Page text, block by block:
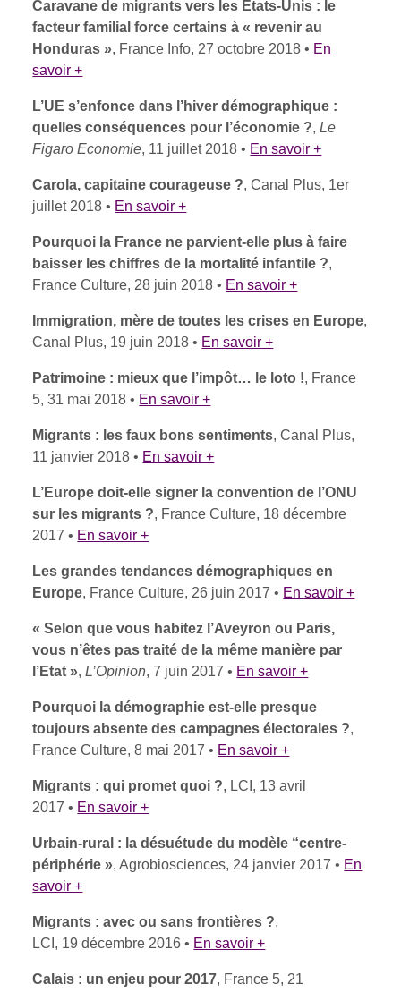
Caravane de migrants vers les États-Unis : le
facteur familial force certains à « revenir au
Honduras », France Info, 27 octobre 2018 • En
savoir +
L’UE s’enfonce dans l’hiver démographique :
quelles conséquences pour l’économie ?,Le
Figaro Economie, 11 juillet 2018 • En savoir +
Carola, capitaine courageuse ?, Canal Plus, 1er
juillet 2018 • En savoir +
Pourquoi la France ne parvient-elle plus à faire
baisser les chiffres de la mortalité infantile ?,
France Culture, 28 juin 2018 • En savoir +
Immigration, mère de toutes les crises en Europe,
Canal Plus, 19 juin 2018 • En savoir +
Patrimoine : mieux que l’impôt… le loto !, France
5, 31 mai 2018 • En savoir +
Migrants : les faux bons sentiments, Canal Plus,
11 janvier 2018 • En savoir +
L’Europe doit-elle signer la convention de l’ONU
sur les migrants ?, France Culture, 18 décembre
2017 • En savoir +
Les grandes tendances démographiques en
Europe, France Culture, 26 juin 2017 • En savoir +
« Selon que vous habitez l’Aveyron ou Paris,
vous n’êtes pas traité de la même manière par
l’Etat »,L’Opinion, 7 juin 2017 • En savoir +
Pourquoi la démographie est-elle presque
toujours absente des campagnes électorales ?,
France Culture, 8 mai 2017 • En savoir +
Migrants : qui promet quoi ?, LCI, 13 avril
2017 • En savoir +
Urbain-rural : la désuétude du modèle “centre-
périphérie », Agrobiosciences, 24 janvier 2017 • En
savoir +
Migrants : avec ou sans frontières ?,
LCI, 19 décembre 2016 • En savoir +
Calais : un enjeu pour 2017, France 5, 21